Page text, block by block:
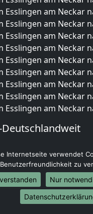
Esslingen am Neckar
Esslingen am Neckar
Esslingen am Neckar
Esslingen am Neckar
Esslingen am Neckar
Esslingen am Neckar
Esslingen am Neckar
Esslingen am Neckar
Esslingen am Neckar
Esslingen am Neckar
Esslingen am Neckar
Esslingen am Neckar
Esslingen am Neckar
Internetseite verwendet
Benutzerfreundlichkeit zu
Nur